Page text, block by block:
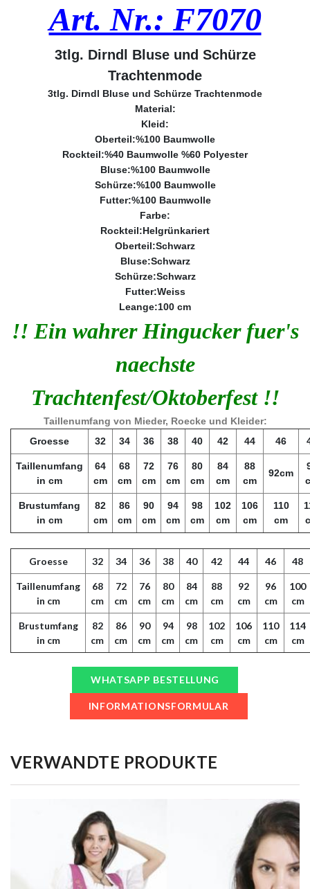
Art. Nr.: F7070
3tlg. Dirndl Bluse und Schürze
Trachtenmode
3tlg. Dirndl Bluse und Schürze Trachtenmode
Material:
Kleid:
Oberteil:%100 Baumwolle
Rockteil:%40 Baumwolle %60 Polyester
Bluse:%100 Baumwolle
Schürze:%100 Baumwolle
Futter:%100 Baumwolle
Farbe:
Rockteil:Helgrünkariert
Oberteil:Schwarz
Bluse:Schwarz
Schürze:Schwarz
Futter:Weiss
Leange:100 cm
!! Ein wahrer Hingucker fuer's
naechste
Trachtenfest/Oktoberfest !!
Taillenumfang von Mieder, Roecke und Kleider:
Groesse
32 34 36 38 40 42 44 46
Taillenumfang
in cm
64
cm
68
cm
72
cm
76
cm
80
cm
84
cm
88
cm
92cm
Brustumfang
in cm
82
cm
86
cm
90
cm
94
cm
98
cm
102
cm
106
cm
110
cm
Groesse 32 34 36 38 40 42 44 46 48
Taillenumfang
in cm
68
cm
72
cm
76
cm
80
cm
84
cm
88
cm
92
cm
96
cm
100
cm
Brustumfang
in cm
82
cm
86
cm
90
cm
94
cm
98
cm
102
cm
106
cm
110
cm
114
cm
WHATSAPP BESTELLUNG
INFORMATIONSFORMULAR
VERWANDTE PRODUKTE